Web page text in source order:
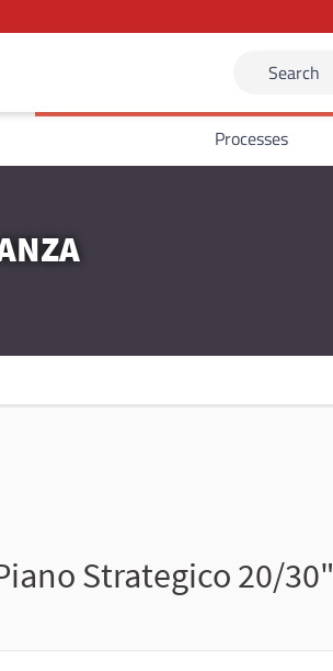
Search
Processes
Strategico 20/30"